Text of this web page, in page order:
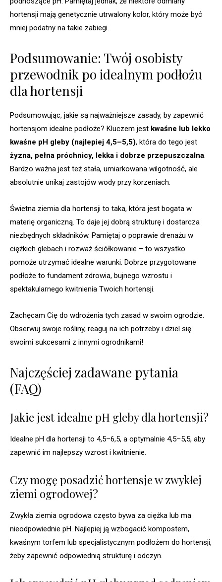
hortensji mają genetycznie utrwalony kolor, który może być
mniej podatny na takie zabiegi.
Podsumowanie: Twój osobisty
przewodnik po idealnym podłożu
dla hortensji
Podsumowując, jakie są najważniejsze zasady, by zapewnić
hortensjom idealne podłoże? Kluczem jest kwaśne lub lekko
kwaśne pH gleby (najlepiej 4,5–5,5), która do tego jest
żyzna, pełna próchnicy, lekka i dobrze przepuszczalna
Bardzo ważna jest też stała, umiarkowana wilgotność, ale
absolutnie unikaj zastojów wody przy korzeniach.
Świetna ziemia dla hortensji to taka, która jest bogata w
materię organiczną. To daje jej dobrą strukturę i dostarcza
niezbędnych składników. Pamiętaj o poprawie drenażu w
ciężkich glebach i rozważ ściółkowanie – to wszystko
pomoże utrzymać idealne warunki. Dobrze przygotowane
podłoże to fundament zdrowia, bujnego wzrostu i
spektakularnego kwitnienia Twoich hortensji.
Zachęcam Cię do wdrożenia tych zasad w swoim ogrodzie.
Obserwuj swoje rośliny, reaguj na ich potrzeby i dziel się
swoimi sukcesami z innymi ogrodnikami!
Najczęściej zadawane pytania
(FAQ)
Jakie jest idealne pH gleby dla hortensji?
Idealne pH dla hortensji to 4,5–6,5, a optymalnie 4,5–5,5, aby
zapewnić im najlepszy wzrost i kwitnienie.
Czy mogę posadzić hortensje w zwykłej
ziemi ogrodowej?
Zwykła ziemia ogrodowa często bywa za ciężka lub ma
nieodpowiednie pH. Najlepiej ją wzbogacić kompostem,
kwaśnym torfem lub specjalistycznym podłożem do hortensji,
żeby zapewnić odpowiednią strukturę i odczyn.